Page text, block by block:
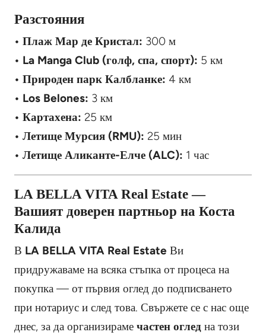
Разстояния
• Плаж Мар де Кристал: 300 м
• La Manga Club (голф, спа, спорт): 5 км
• Природен парк Калбланке: 4 км
• Los Belones: 3 км
• Картахена: 25 км
• Летище Мурсия (RMU): 25 мин
• Летище Аликанте-Елче (ALC): 1 час
LA BELLA VITA Real Estate —
Вашият доверен партньор на Коста
Калида
В LA BELLA VITA Real Estate Ви
придружаваме на всяка стъпка от процеса на
покупка — от първия оглед до подписването
при нотариус и след това. Свържете се с нас още
днес, за да организираме частен оглед на този